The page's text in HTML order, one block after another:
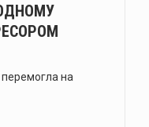
перемогла на